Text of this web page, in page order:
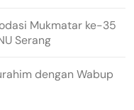
Mukmatar ke-35
Serang
dengan Wabup